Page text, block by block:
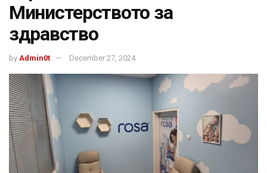
Министерството за
здравство
by Admin0t December 27, 2024